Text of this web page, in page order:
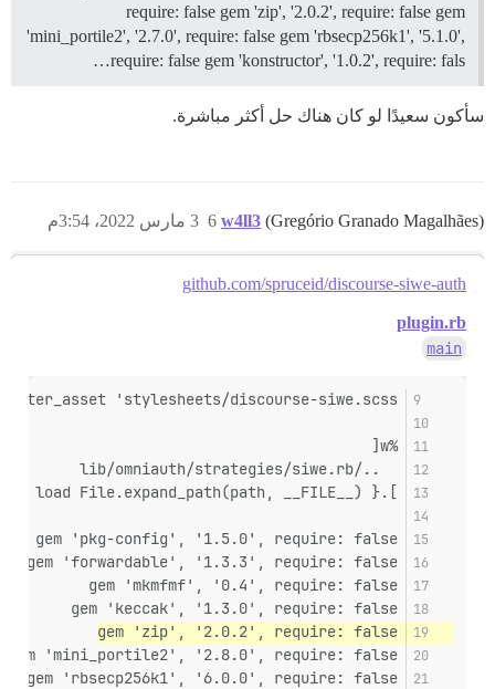
require: false gem 'zip', '2.0.2', require: false gem
'mini_portile2', '2.7.0', require: false gem 'rbsecp256k1', '5.1.0',
require: false gem 'konstructor', '1.0.2', require: fals…
سأكون سعيدًا لو كان هناك حل أكثر مباشرة.
w4ll3 (Gregório Granado Magalhães) 3 مارس 2022، 3:54م 6
github.com/spruceid/discourse-siwe-auth
plugin.rb
main
'stylesheets/discourse-siwe.scss'
%w[
  ../lib/omniauth/strategies/siwe.rb
].each { |path| load File.expand_path(path, __FILE__) }
gem 'pkg-config', '1.5.0', require: false
gem 'forwardable', '1.3.3', require: false
gem 'mkmfmf', '0.4', require: false
gem 'keccak', '1.3.0', require: false
gem 'zip', '2.0.2', require: false
gem 'mini_portile2', '2.8.0', require: false
gem 'rbsecp256k1', '6.0.0', require: false